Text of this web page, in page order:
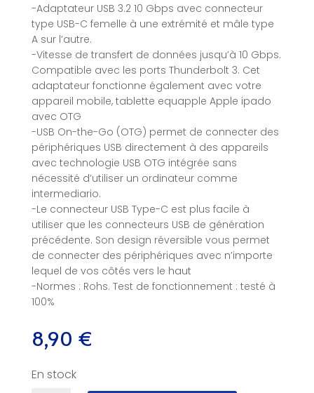
-Adaptateur USB 3.2 10 Gbps avec connecteur
type USB-C femelle à une extrémité et mâle type
A sur l’autre.
-Vitesse de transfert de données jusqu’à 10 Gbps.
Compatible avec les ports Thunderbolt 3. Cet
adaptateur fonctionne également avec votre
appareil mobile, tablette equapple Apple ipado
avec OTG
-USB On-the-Go (OTG) permet de connecter des
périphériques USB directement à des appareils
avec technologie USB OTG intégrée sans
nécessité d’utiliser un ordinateur comme
intermediario.
-Le connecteur USB Type-C est plus facile à
utiliser que les connecteurs USB de génération
précédente. Son design réversible vous permet
de connecter des périphériques avec n’importe
lequel de vos côtés vers le haut
-Normes : Rohs. Test de fonctionnement : testé à
100%
8,90 €
En stock